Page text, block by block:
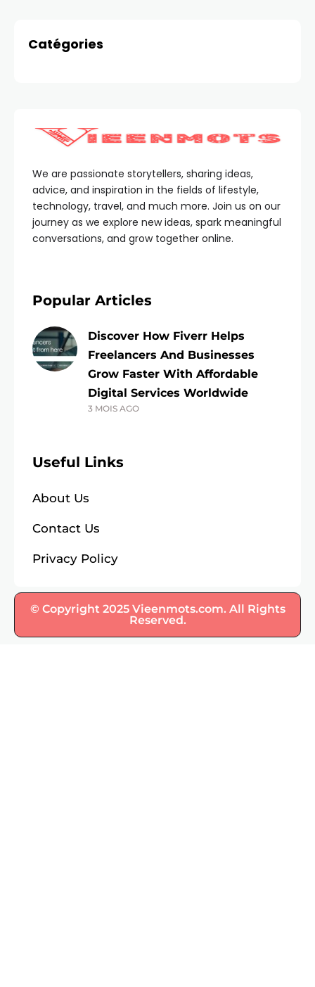
Catégories
We are passionate storytellers, sharing ideas,
advice, and inspiration in the fields of lifestyle,
technology, travel, and much more. Join us on our
journey as we explore new ideas, spark meaningful
conversations, and grow together online.
Popular Articles
Discover How Fiverr Helps
Freelancers And Businesses
Grow Faster With Affordable
Digital Services Worldwide
3 MOIS AGO
Useful Links
About Us
Contact Us
Privacy Policy
© Copyright 2025 Vieenmots.com. All Rights
Reserved.